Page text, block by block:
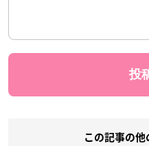
この記事の他